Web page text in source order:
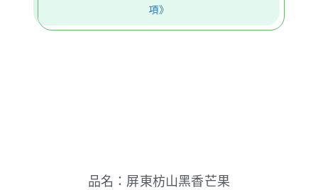
項》
品名：屏東枋山黑香芒果